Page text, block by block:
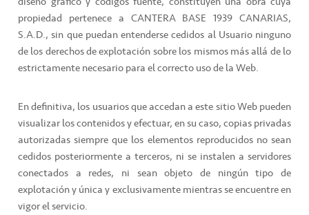
propiedad pertenece a CANTERA BASE 1939 CANARIAS,
S.A.D., sin que puedan entenderse cedidos al Usuario ninguno
de los derechos de explotación sobre los mismos más allá de lo
estrictamente necesario para el correcto uso de la Web.
En definitiva, los usuarios que accedan a este sitio Web pueden
visualizar los contenidos y efectuar, en su caso, copias privadas
autorizadas siempre que los elementos reproducidos no sean
cedidos posteriormente a terceros, ni se instalen a servidores
conectados a redes, ni sean objeto de ningún tipo de
explotación y única y exclusivamente mientras se encuentre en
vigor el servicio.